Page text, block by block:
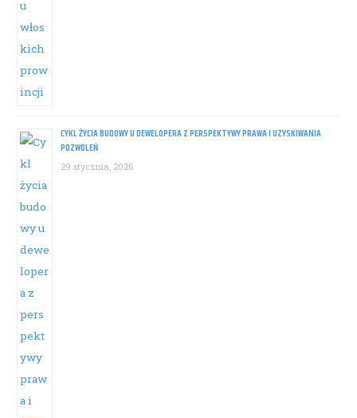
CYKL ŻYCIA BUDOWY U DEWELOPERA Z PERSPEKTYWY PRAWA I UZYSKIWANIA
POZWOLEŃ
29 stycznia, 2026